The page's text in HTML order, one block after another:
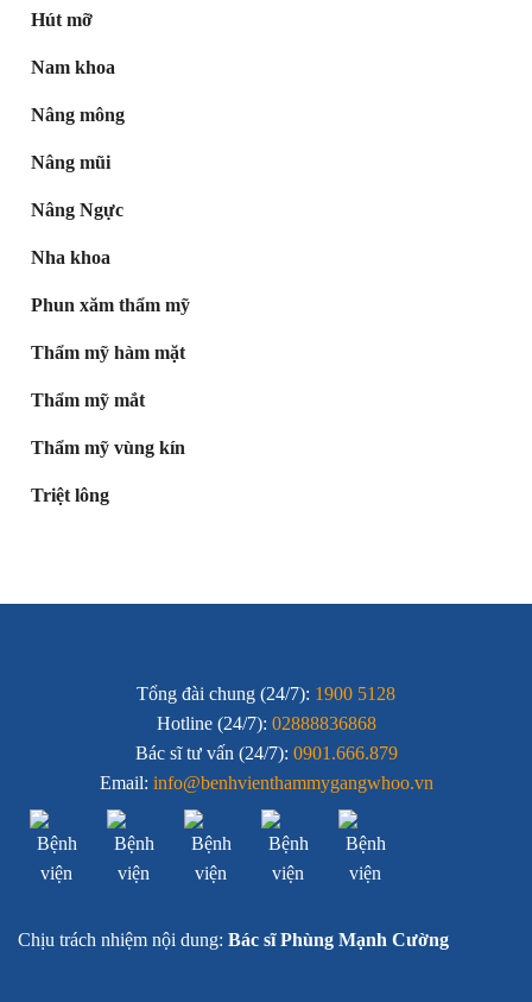
Hút mỡ
Nam khoa
Nâng mông
Nâng mũi
Nâng Ngực
Nha khoa
Phun xăm thẩm mỹ
Thẩm mỹ hàm mặt
Thẩm mỹ mắt
Thẩm mỹ vùng kín
Triệt lông
Tổng đài chung (24/7): 1900 5128
Hotline (24/7): 02888836868
Bác sĩ tư vấn (24/7): 0901.666.879
Email: info@benhvienthammygangwhoo.vn
Chịu trách nhiệm nội dung: Bác sĩ Phùng Mạnh Cường